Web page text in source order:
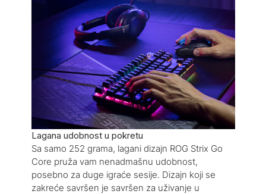
Lagana udobnost u pokretu
Sa samo 252 grama, lagani dizajn ROG Strix Go
Core pruža vam nenadmašnu udobnost,
posebno za duge igraće sesije. Dizajn koji se
zakreće savršen je savršen za uživanje u